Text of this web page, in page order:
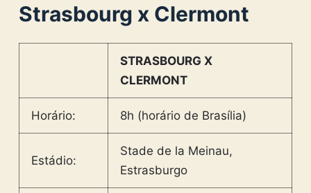
Strasbourg x Clermont
STRASBOURG X
CLERMONT
Horário: 8h (horário de Brasília)
Estádio:
Stade de la Meinau,
Estrasburgo